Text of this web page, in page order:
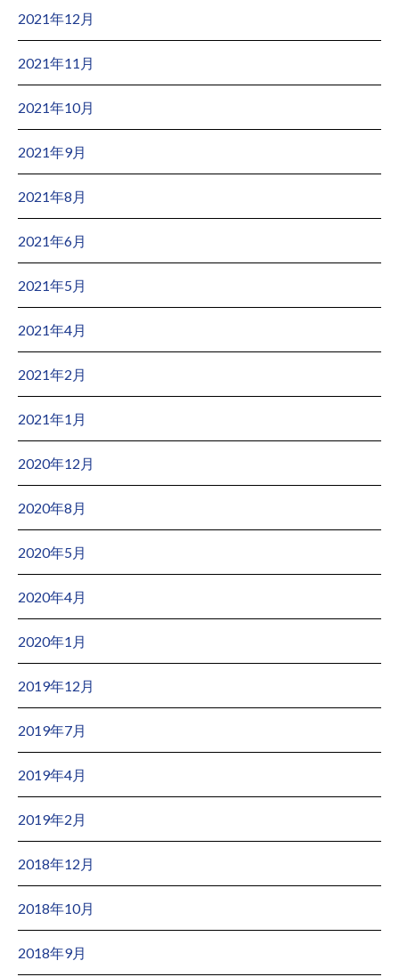
2021年12月
2021年11月
2021年10月
2021年9月
2021年8月
2021年6月
2021年5月
2021年4月
2021年2月
2021年1月
2020年12月
2020年8月
2020年5月
2020年4月
2020年1月
2019年12月
2019年7月
2019年4月
2019年2月
2018年12月
2018年10月
2018年9月